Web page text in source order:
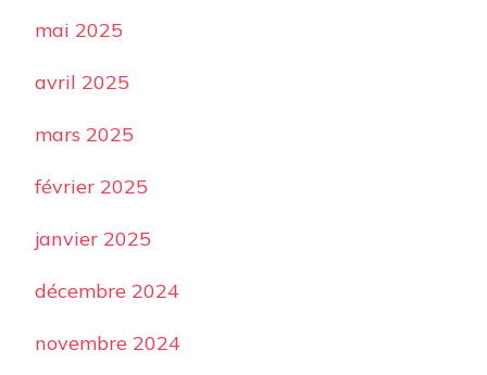
mai 2025
avril 2025
mars 2025
février 2025
janvier 2025
décembre 2024
novembre 2024